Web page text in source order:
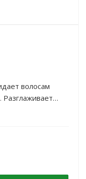
волосам
естественный